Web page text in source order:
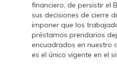
financiero, de persistir el
sus decisiones de cierre
imponer que los
préstamos prendarios
encuadrados en nuestro
es el único vigente en el